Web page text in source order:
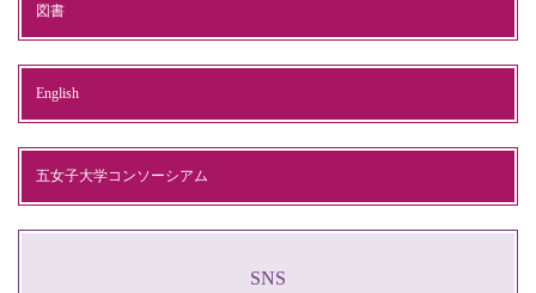
図書
English
五女子大学コンソーシアム
SNS